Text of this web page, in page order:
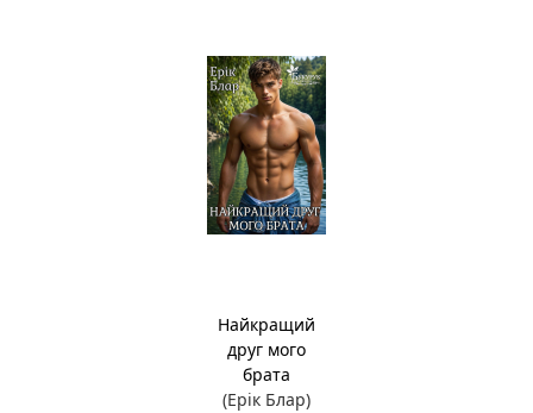
Найкращий
друг мого
брата
(Ерік Блар)